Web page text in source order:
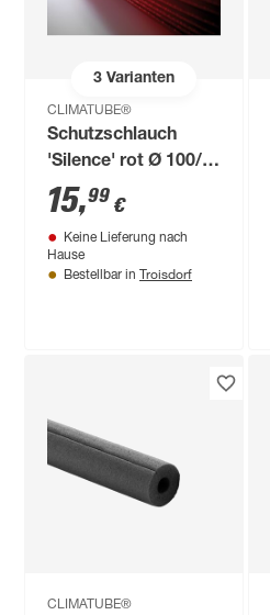
3Varianten
CLIMATUBE®
Schutzschlauch
'Silence' rot Ø 100/4
mm Dämmstärke
15,99 €
Keine Lieferung nach
Hause
Bestellbar in Troisdorf
CLIMATUBE®